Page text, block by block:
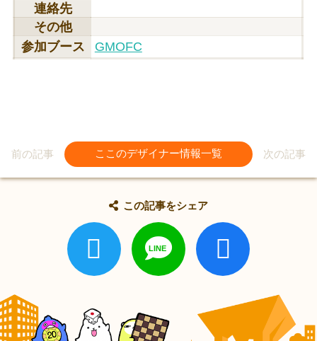
連絡先
その他
参加ブース
GMOFC
前の記事 ここのデザイナー情報一覧 次の記事
この記事をシェア